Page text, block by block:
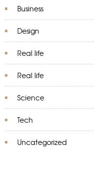
Business
Design
Real life
Real life
Science
Tech
Uncategorized